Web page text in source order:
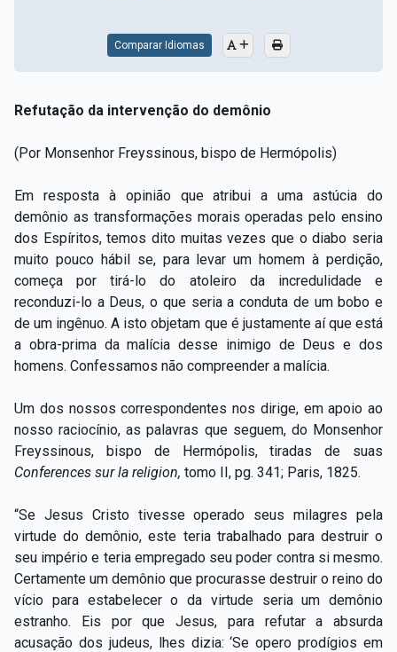
Comparar Idiomas
Refutação da intervenção do demônio
(Por Monsenhor Freyssinous, bispo de Hermópolis)
Em resposta à opinião que atribui a uma astúcia do
demônio as transformações morais operadas pelo ensino
dos Espíritos, temos dito muitas vezes que o diabo seria
muito pouco hábil se, para levar um homem à perdição,
começa por tirá-lo do atoleiro da incredulidade e
reconduzi-lo a Deus, o que seria a conduta de um bobo e
de um ingênuo. A isto objetam que é justamente aí que está
a obra-prima da malícia desse inimigo de Deus e dos
homens. Confessamos não compreender a malícia.
Um dos nossos correspondentes nos dirige, em apoio ao
nosso raciocínio, as palavras que seguem, do Monsenhor
Freyssinous, bispo de Hermópolis, tiradas de suas
Conferences sur la religion, tomo II, pg. 341; Paris, 1825.
“Se Jesus Cristo tivesse operado seus milagres pela
virtude do demônio, este teria trabalhado para destruir o
seu império e teria empregado seu poder contra si mesmo.
Certamente um demônio que procurasse destruir o reino do
vício para estabelecer o da virtude seria um demônio
estranho. Eis por que Jesus, para refutar a absurda
acusação dos judeus, lhes dizia: ‘Se opero prodígios em